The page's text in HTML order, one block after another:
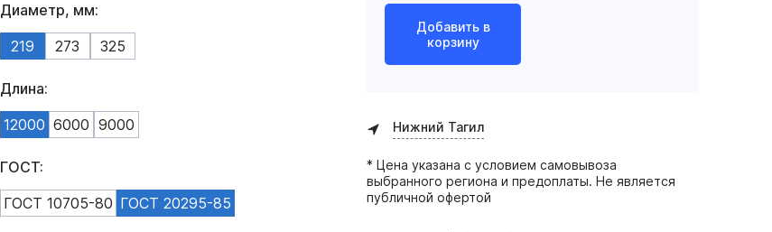
Диаметр, мм:
219
273 325
Длина:
12000 6000 9000
ГОСТ:
ГОСТ 10705-80 ГОСТ 20295-85
Добавить в
корзину
Нижний Тагил
* Цена указана с условием самовывоза
выбранного региона и предоплаты. Не является
публичной офертой